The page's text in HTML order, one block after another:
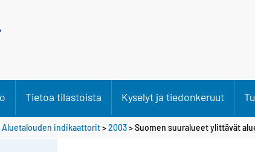
Tietoa tilastoista Kyselyt ja tiedonkeruut
Aluetalouden indikaattorit>2003> Suomen suuralueet ylittävät